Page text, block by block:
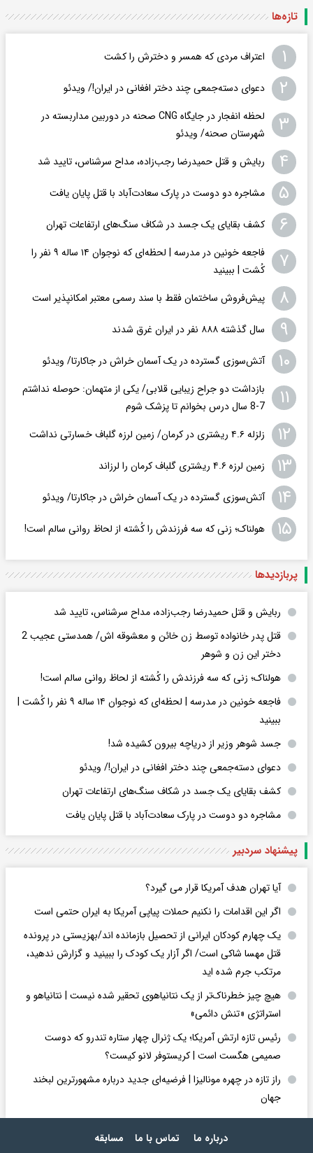
تازه‌ها
۱ اعتراف مردی که همسر و دخترش را کشت
۲ دعوای دسته‌جمعی چند دختر افغانی در ایران!/ ویدئو
۳
لحظه انفجار در جایگاه CNG صحنه در دوربین مداربسته در
شهرستان صحنه/ ویدئو
۴ ربایش و قتل حمیدرضا رجب‌زاده، مداح سرشناس، تایید شد
۵ مشاجره دو دوست در پارک سعادت‌آباد با قتل پایان یافت
۶ کشف بقایای یک جسد در شکاف سنگ‌های ارتفاعات تهران
۷
فاجعه خونین در مدرسه | لحظه‌ای که نوجوان ۱۴ ساله ۹ نفر را
کُشت | ببینید
۸ پیش‌فروش ساختمان فقط با سند رسمی معتبر امکانپذیر است
۹ سال گذشته ۸۸۸ نفر در ایران غرق شدند
۱۰ ​​​​​​​آتش‌سوزی گسترده در یک آسمان خراش در جاکارتا/ ویدئو
۱۱
بازداشت دو جراح زیبایی قلابی/ یکی از متهمان: حوصله نداشتم
7-8 سال درس بخوانم تا پزشک شوم
۱۲ زلزله ۴.۶ ریشتری در کرمان/ زمین لرزه گلباف خسارتی نداشت
۱۳ زمین لرزه ۴.۶ ریشتری گلباف کرمان را لرزاند
۱۴ ​​​​​​​آتش‌سوزی گسترده در یک آسمان خراش در جاکارتا/ ویدئو
۱۵ هولناک؛ زنی که سه فرزندش را کُشته از لحاظ روانی سالم است!
پربازدید‌ها
ربایش و قتل حمیدرضا رجب‌زاده، مداح سرشناس، تایید شد
قتل پدر خانواده توسط زن خائن و معشوقه اش/ همدستی عجیب 2
دختر این زن و شوهر
هولناک؛ زنی که سه فرزندش را کُشته از لحاظ روانی سالم است!
فاجعه خونین در مدرسه | لحظه‌ای که نوجوان ۱۴ ساله ۹ نفر را کُشت |
ببینید
جسد شوهر وزیر از دریاچه بیرون کشیده شد!
دعوای دسته‌جمعی چند دختر افغانی در ایران!/ ویدئو
کشف بقایای یک جسد در شکاف سنگ‌های ارتفاعات تهران
مشاجره دو دوست در پارک سعادت‌آباد با قتل پایان یافت
پیشنهاد سردبیر
آیا تهران هدف آمریکا قرار می گیرد؟
اگر این اقدامات را نکنیم حملات پیاپی آمریکا به ایران حتمی است
یک چهارم کودکان ایرانی از تحصیل بازمانده اند/بهزیستی در پرونده
قتل مهسا شاکی است/ اگر آزار یک کودک را ببینید و گزارش ندهید،
مرتکب جرم شده اید
هیچ چیز خطرناک‌تر از یک نتانیاهوی تحقیر شده نیست | نتانیاهو و
استراتژی «تنش دائمی»
رئیس تازه ارتش آمریکا؛ یک ژنرال چهار ستاره تندرو که دوست
صمیمی هگست است | کریستوفر لانو کیست؟
راز تازه در چهره مونالیزا | فرضیه‌ای جدید درباره مشهورترین لبخند
جهان
درباره ما تماس با ما مسابقه